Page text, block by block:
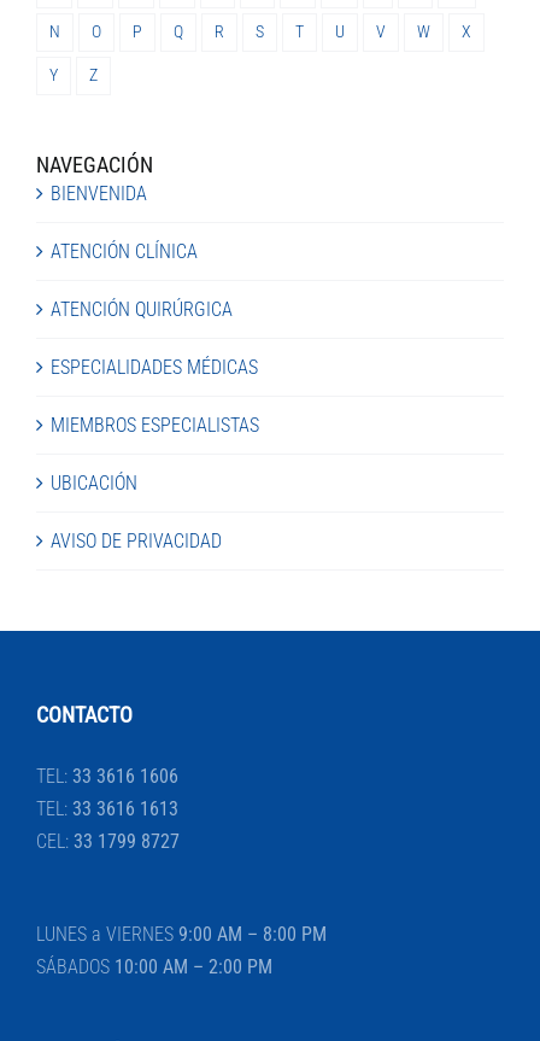
N O P Q R S T U V W X
Y Z
NAVEGACIÓN
BIENVENIDA
ATENCIÓN CLÍNICA
ATENCIÓN QUIRÚRGICA
ESPECIALIDADES MÉDICAS
MIEMBROS ESPECIALISTAS
UBICACIÓN
AVISO DE PRIVACIDAD
CONTACTO
TEL: 33 3616 1606
TEL: 33 3616 1613
CEL: 33 1799 8727
LUNES a VIERNES 9:00 AM – 8:00 PM
SÁBADOS 10:00 AM – 2:00 PM